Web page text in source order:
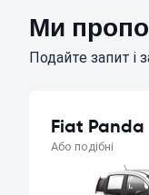
Ми
Подайте запит і
Fiat Panda
Або подібні